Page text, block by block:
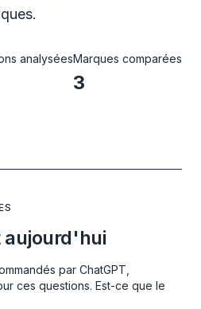
analyséesMarques comparées
3
aujourd'hui
par ChatGPT,
ces questions. Est-ce que le